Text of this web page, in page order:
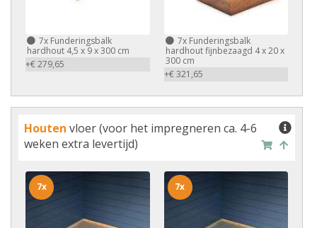
7x Funderingsbalk
hardhout 4,5 x 9 x 300 cm
+€ 279,65
7xFunderingsbalk
hardhout fijnbezaagd 4 x 20 x
300 cm
+€ 321,65
Houten vloer (voor het impregneren ca. 4-6
weken extra levertijd)
7x 7x